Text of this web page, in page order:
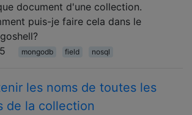
document d'une collection.
puis-je faire cela dans le
mongodb field nosql
les noms de toutes les
de la collection